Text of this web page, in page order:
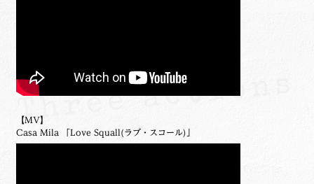
【MV】
Casa Mila 「Love Squall(ラブ・スコール)」